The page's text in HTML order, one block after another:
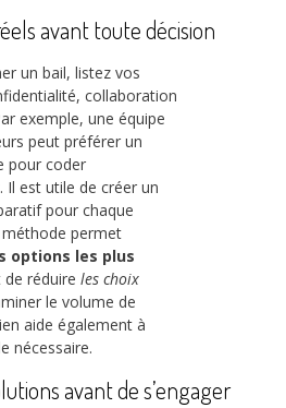
avant toute décision
un bail, listez vos
collaboration
exemple, une équipe
peut préférer un
pour coder
Il est utile de créer un
pour chaque
permet
options les plus
de réduire les choix
le volume de
aide également à
nécessaire.
avant de s’engager